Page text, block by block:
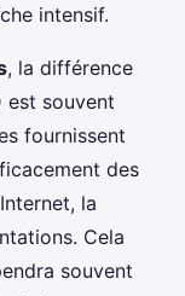
intensif.
, la différence
est souvent
fournissent
des
la
Cela
souvent